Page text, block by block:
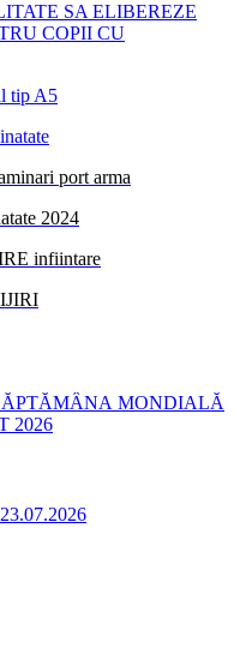
SA ELIBEREZE
COPII CU
tip A5
port arma
2024
infiintare
MONDIALĂ
2026